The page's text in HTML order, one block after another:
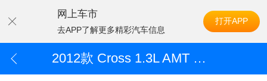
网上车市
去APP了解更多精彩汽车信息
打开APP
2012款 Cross 1.3L AMT 旗舰型